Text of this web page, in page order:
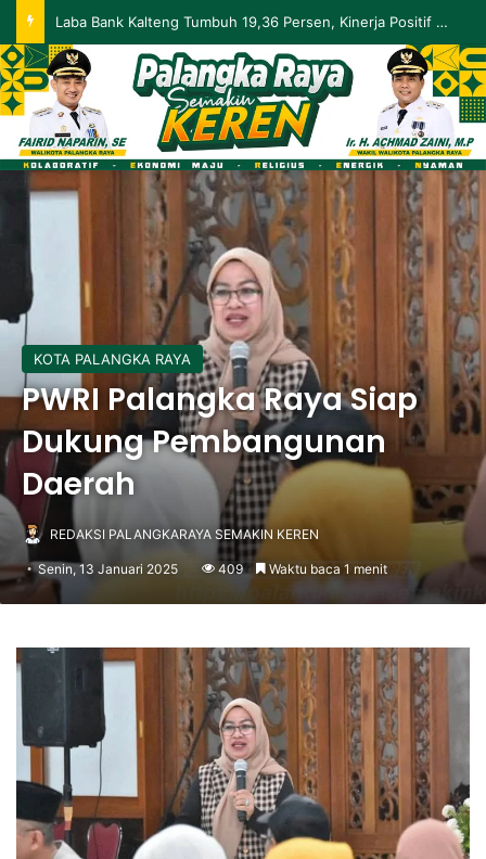
Laba Bank Kalteng Tumbuh 19,36 Persen, Kinerja Positif Berlanjut hingga Mei 2026
KOTA PALANGKA RAYA
PWRI Palangka Raya Siap
Dukung Pembangunan
Daerah
REDAKSI PALANGKARAYA SEMAKIN KEREN
Senin, 13 Januari 2025 409 Waktu baca 1 menit